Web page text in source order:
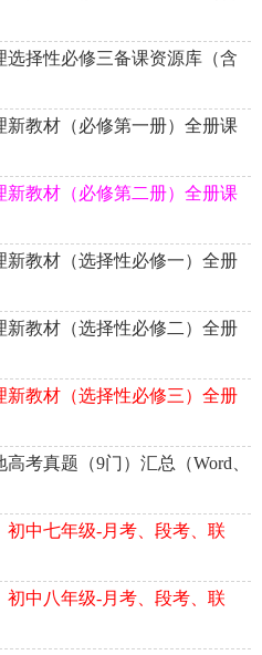
选择性必修三备课资源库（含
新教材（必修第一册）全册课
新教材（必修第二册）全册课
新教材（选择性必修一）全册
新教材（选择性必修二）全册
新教材（选择性必修三）全册
考真题（9门）汇总（Word、
初中七年级-月考、段考、联
初中八年级-月考、段考、联